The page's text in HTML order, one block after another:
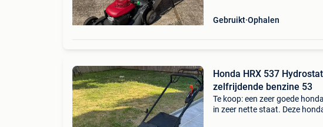
Gebruikt Ophalen
Honda HRX 537
zelfrijdende benzine 53
Te koop: een zeer goede
in zeer nette staat. Deze